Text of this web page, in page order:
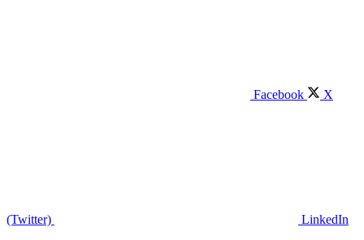
Facebook X
(Twitter) LinkedIn